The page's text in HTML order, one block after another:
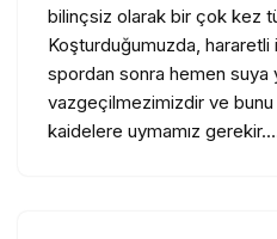
bilinçsiz olarak bir çok kez
Koşturduğumuzda, hararetli
spordan sonra hemen suya
vazgeçilmezimizdir ve bunu
kaidelere uymamız